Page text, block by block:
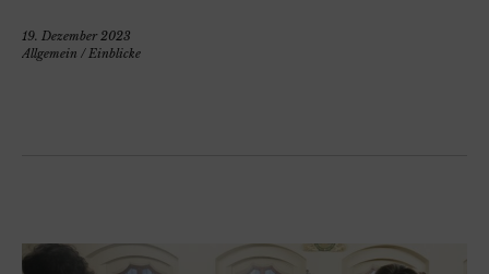
19. Dezember 2023
Allgemein / Einblicke